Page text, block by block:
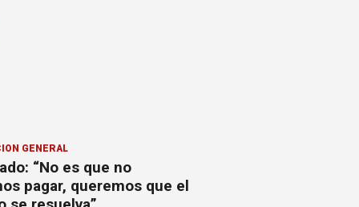
GENERAL
“No es que no
pagar, queremos que el